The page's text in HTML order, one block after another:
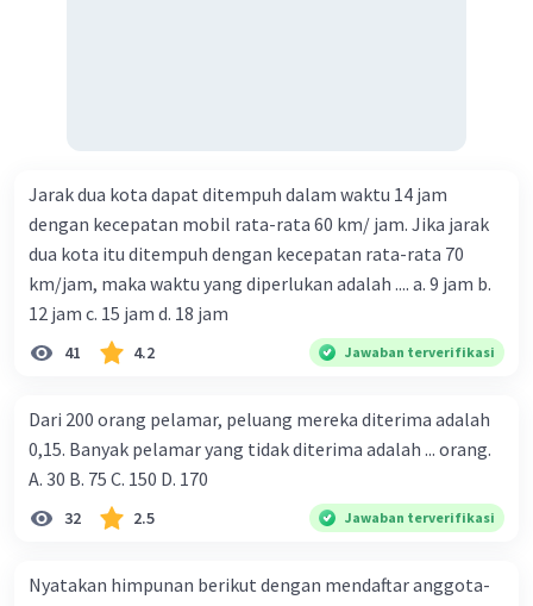
Jarak dua kota dapat ditempuh dalam waktu 14 jam
dengan kecepatan mobil rata-rata 60 km/ jam. Jika jarak
dua kota itu ditempuh dengan kecepatan rata-rata 70
km/jam, maka waktu yang diperlukan adalah .... a. 9 jam b.
12 jam c. 15 jam d. 18 jam
41 4.2 Jawaban terverifikasi
Dari 200 orang pelamar, peluang mereka diterima adalah
0,15. Banyak pelamar yang tidak diterima adalah ... orang.
A. 30 B. 75 C. 150 D. 170
32 2.5 Jawaban terverifikasi
Nyatakan himpunan berikut dengan mendaftar anggota-